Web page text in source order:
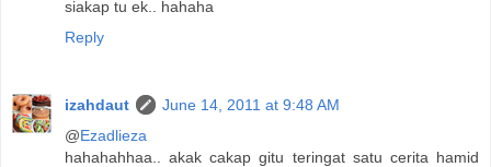
siakap tu ek.. hahaha
Reply
izahdaut
June 14, 2011 at 9:48 AM
@Ezadlieza
hahahahhaa.. akak cakap gitu teringat satu cerita hamid